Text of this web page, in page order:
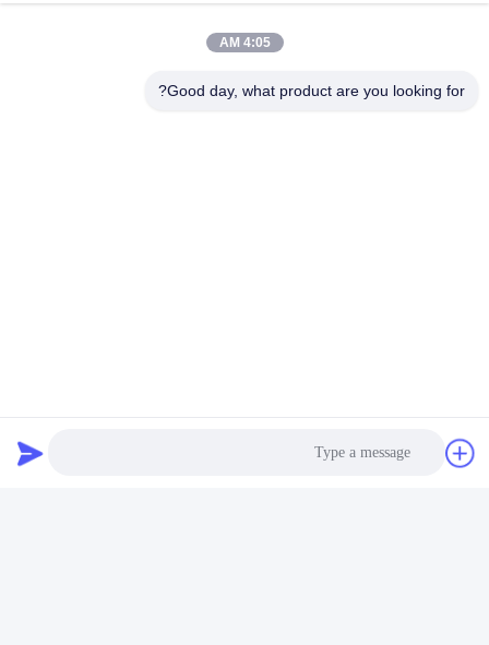
وزن خفيف، تكاليف بناء وتركيب منخفضة، متانة
والرطوبة، يمكن تلوين السطح حسب الرغبة (لون ذهبي، فضي،
4:05 AM
Good day, what product are you looking for?